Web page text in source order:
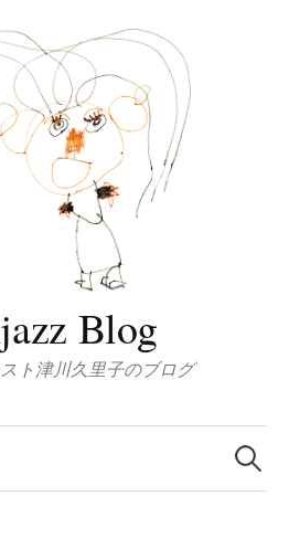
Blog
ト津川久里子のブログ
検
索: